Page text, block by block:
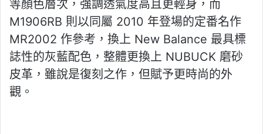
等顏色層次，強調透氣度高且更輕身，而
M1906RB 則以同屬 2010 年登場的定番名作
MR2002 作參考，換上 New Balance 最具標
誌性的灰藍配色，整體更換上 NUBUCK 磨砂
皮革，雖說是復刻之作，但賦予更時尚的外
觀。